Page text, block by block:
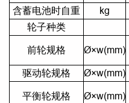
含蓄电池时自重
kg
轮子种类
前轮规格 Ø×w(mm)
驱动轮规格 Ø×w(mm)
平衡轮规格 Ø×w(mm)